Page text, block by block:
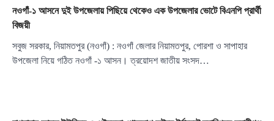
নওগাঁ-১ আসনে দুই উপজেলায় পিছিয়ে থেকেও এক উপজেলার ভোটে বিএনপি প্রার্থী
বিজয়ী
সবুজ সরকার, নিয়ামতপুর (নওগাঁ) : নওগাঁ জেলার নিয়ামতপুর, পোরশা ও সাপাহার
উপজেলা নিয়ে গঠিত নওগাঁ -১ আসন। ত্রয়োদশ জাতীয় সংসদ…